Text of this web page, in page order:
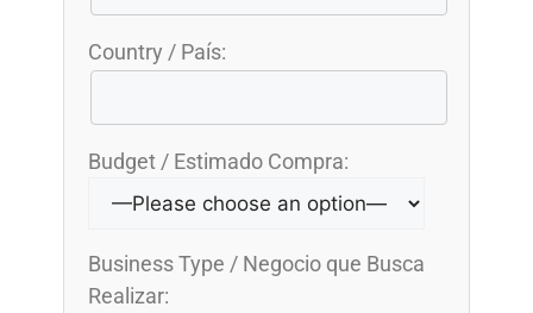
Country / País:
Budget / Estimado Compra:
Business Type / Negocio que Busca
Realizar: